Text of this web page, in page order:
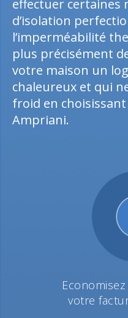
effectuer certaines
d’isolation
l’imperméabilité
plus précisément
votre maison un
chaleureux et qui
froid en choisissant
Ampriani.
votre